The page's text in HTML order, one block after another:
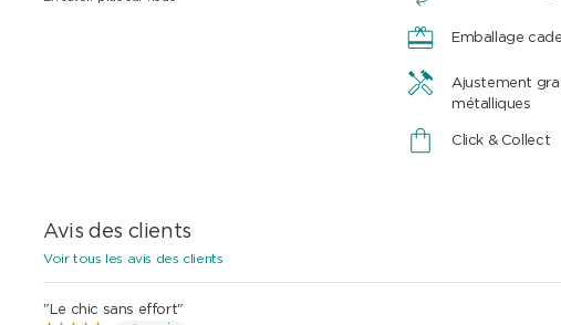
Emballage
Ajustement
métalliques
Click & Collect
Avis des clients
Voir tous les avis des clients
"Le chic sans effort"